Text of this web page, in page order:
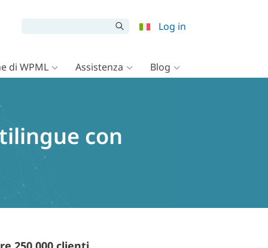
Log in
di WPML Assistenza Blog
con